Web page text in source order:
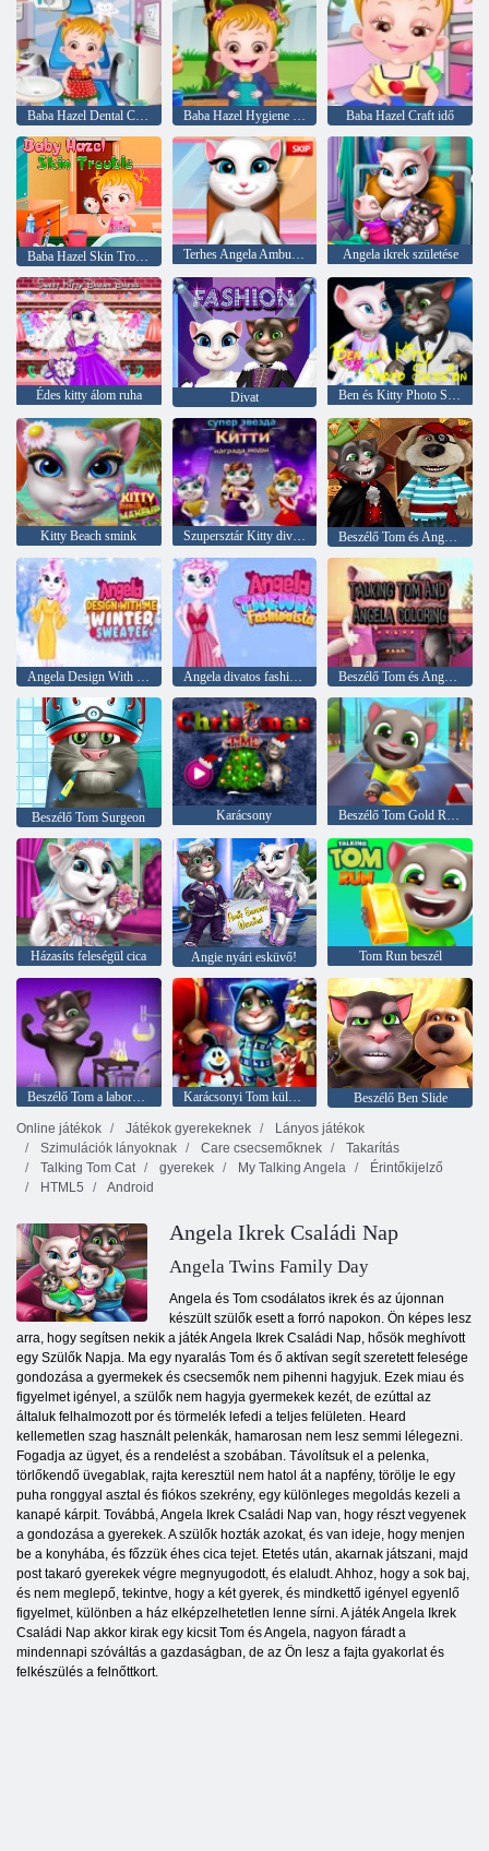
Baba Hazel Dental Care Baba Hazel Hygiene Care Baba Hazel Craft idő
Terhes Angela Ambulance Angela ikrek születése
Édes kitty álom ruha Divat Ben és Kitty Photo Session
Kitty Beach smink Szupersztár Kitty divatdíj Beszélő Tom és Angela Halloween Party
Angela Design With Me téli pulóver Angela divatos fashionista Beszélő Tom és Angela színezés
Beszélő Tom Surgeon Karácsony Beszélő Tom Gold Run online
Házasíts feleségül cica Angie nyári esküvő! Tom Run beszél
Beszélő Tom a laboratóriumban Karácsonyi Tom különbségek
Beszélő Ben Slide
Online játékok
Játékok gyerekeknek
Lányos játékok
Szimulációk lányoknak
Care csecsemőknek
Takarítás
Talking Tom Cat
gyerekek My Talking Angela
Érintőkijelző
HTML5
Android
Angela Ikrek Családi Nap
Angela Twins Family Day
Angela és Tom csodálatos ikrek és az újonnan
készült szülők esett a forró napokon. Ön képes lesz
arra, hogy segítsen nekik a játék Angela Ikrek Családi Nap, hősök meghívott
egy Szülők Napja. Ma egy nyaralás Tom és ő aktívan segít szeretett felesége
gondozása a gyermekek és csecsemők nem pihenni hagyjuk. Ezek miau és
figyelmet igényel, a szülők nem hagyja gyermekek kezét, de ezúttal az
általuk felhalmozott por és törmelék lefedi a teljes felületen. Heard
kellemetlen szag használt pelenkák, hamarosan nem lesz semmi lélegezni.
Fogadja az ügyet, és a rendelést a szobában. Távolítsuk el a pelenka,
törlőkendő üvegablak, rajta keresztül nem hatol át a napfény, törölje le egy
puha ronggyal asztal és fiókos szekrény, egy különleges megoldás kezeli a
kanapé kárpit. Továbbá, Angela Ikrek Családi Nap van, hogy részt vegyenek
a gondozása a gyerekek. A szülők hozták azokat, és van ideje, hogy menjen
be a konyhába, és főzzük éhes cica tejet. Etetés után, akarnak játszani, majd
post takaró gyerekek végre megnyugodott, és elaludt. Ahhoz, hogy a sok baj,
és nem meglepő, tekintve, hogy a két gyerek, és mindkettő igényel egyenlő
figyelmet, különben a ház elképzelhetetlen lenne sírni. A játék Angela Ikrek
Családi Nap akkor kirak egy kicsit Tom és Angela, nagyon fáradt a
mindennapi szóváltás a gazdaságban, de az Ön lesz a fajta gyakorlat és
felkészülés a felnőttkort.